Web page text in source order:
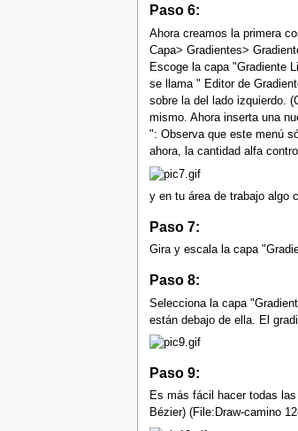
Paso 6:
Ahora creamos la primera
Capa> Gradientes>
Escoge la capa "Gradiente
se llama " Editor de
sobre la del lado izquierdo.
mismo. Ahora inserta una
": Observa que este menú
ahora, la cantidad alfa
y en tu área de trabajo algo
Paso 7:
Gira y escala la capa
Paso 8:
Selecciona la capa
están debajo de ella. El
Paso 9:
Es más fácil hacer todas
Bézier) (File:Draw-camino